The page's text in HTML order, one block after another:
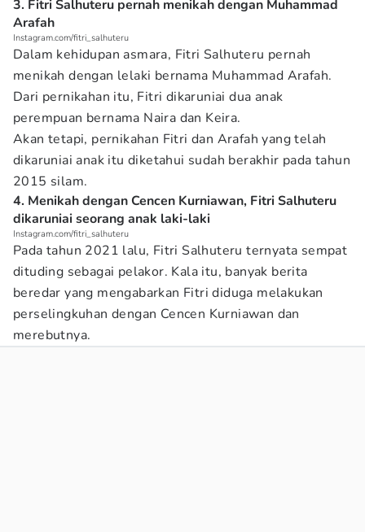
3. Fitri Salhuteru pernah menikah dengan Muhammad
Arafah
Instagram.com/fitri_salhuteru
Dalam kehidupan asmara, Fitri Salhuteru pernah
menikah dengan lelaki bernama Muhammad Arafah.
Dari pernikahan itu, Fitri dikaruniai dua anak
perempuan bernama Naira dan Keira.
Akan tetapi, pernikahan Fitri dan Arafah yang telah
dikaruniai anak itu diketahui sudah berakhir pada tahun
2015 silam.
4. Menikah dengan Cencen Kurniawan, Fitri Salhuteru
dikaruniai seorang anak laki-laki
Instagram.com/fitri_salhuteru
Pada tahun 2021 lalu, Fitri Salhuteru ternyata sempat
dituding sebagai pelakor. Kala itu, banyak berita
beredar yang mengabarkan Fitri diduga melakukan
perselingkuhan dengan Cencen Kurniawan dan
merebutnya.